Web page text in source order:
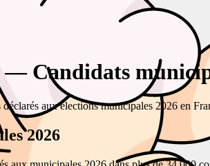
Candidats
aux élections municipales 2026 en
2026